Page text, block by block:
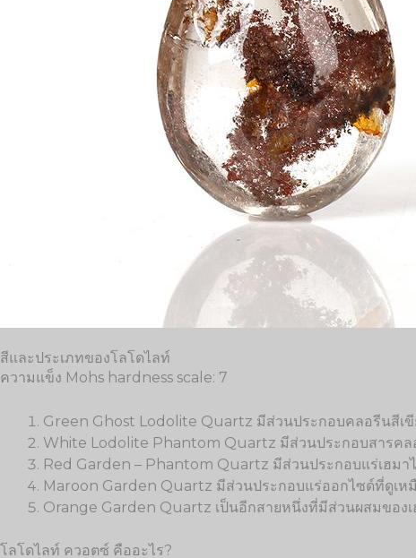
สีและประเภทของโลโดไลท์
ความแข็ง Mohs hardness scale: 7
Green Ghost Lodolite Quartz มีส่วนประกอบคลอรีนสีเขี
White Lodolite Phantom Quartz มีส่วนประกอบสารค
Red Garden – Phantom Quartz มีส่วนประกอบแร่เฮมา
Maroon Garden Quartz มีส่วนประกอบแร่ออกไซด์ที่ดูเ
Orange Garden Quartz เป็นอีกสายหนึ่งที่มีส่วนผสมของเ
โลโดไลท์ ควอตซ์ คืออะไร?